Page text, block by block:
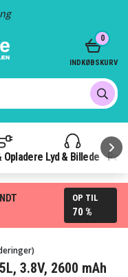
Opladere Lyd & Billede
0
INDKØBSKURV
OP TIL
70 %
3.8V, 2600 mAh